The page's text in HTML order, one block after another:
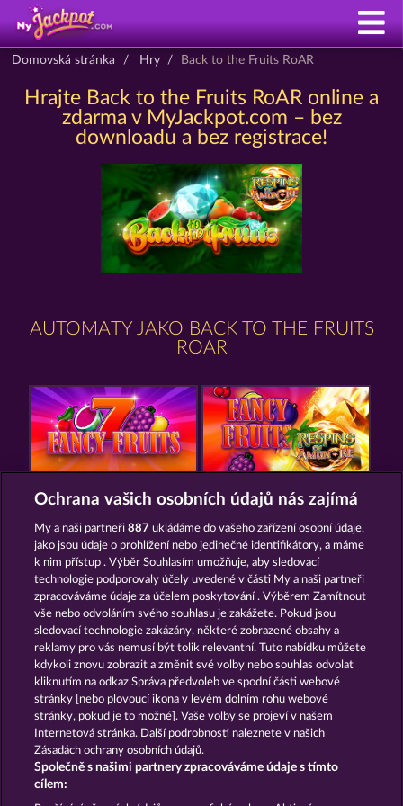
Domovská stránka Hry Back to the Fruits RoAR
Hrajte Back to the Fruits RoAR online a
zdarma v MyJackpot.com – bez
downloadu a bez registrace!
AUTOMATY JAKO BACK TO THE FRUITS
ROAR
FANCY FRUITS FANCY FRUITS ROAR
FRUITS & WILDS 2 ROYAL SEVEN
Podmínky Prohlášení o ochraně údajů
Kontakt Společnost Časté dotazy
Glosář Partnerský program Facebook
Ochrana vašich osobních údajů nás zajímá
My a naši partneři887 ukládáme do vašeho zařízení osobní údaje,
jako jsou údaje o prohlížení nebo jedinečné identifikátory, a máme
k nim přístup . Výběr Souhlasím umožňuje, aby sledovací
technologie podporovaly účely uvedené v části My a naši partneři
zpracováváme údaje za účelem poskytování . Výběrem Zamítnout
vše nebo odvoláním svého souhlasu je zakážete. Pokud jsou
sledovací technologie zakázány, některé zobrazené obsahy a
reklamy pro vás nemusí být tolik relevantní. Tuto nabídku můžete
kdykoli znovu zobrazit a změnit své volby nebo souhlas odvolat
kliknutím na odkaz Správa předvoleb ve spodní části webové
stránky [nebo plovoucí ikona v levém dolním rohu webové
stránky, pokud je to možné]. Vaše volby se projeví v našem
Internetová stránka. Další podrobnosti naleznete v našich
Zásadách ochrany osobních údajů.
Společně s našimi partnery zpracováváme údaje s tímto
cílem: